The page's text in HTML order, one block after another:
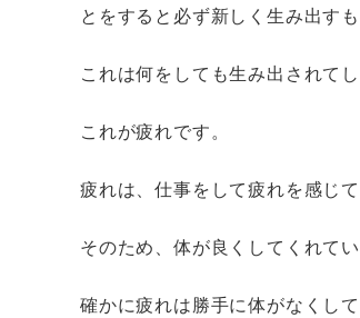
とをすると必ず新しく生み出すも
これは何をしても生み出されて
これが疲れです。
疲れは、仕事をして疲れを感じ
そのため、体が良くしてくれて
確かに疲れは勝手に体がなくし